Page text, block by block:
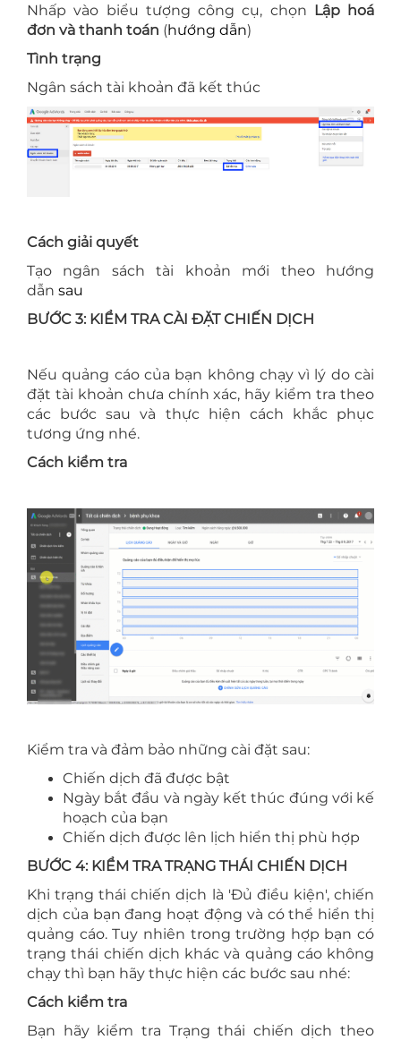
Nhấp vào biểu tượng công cụ, chọn Lập hoá
đơn và thanh toán (hướng dẫn)
Tình trạng
Ngân sách tài khoản đã kết thúc
Cách giải quyết
Tạo ngân sách tài khoản mới theo hướng
dẫn sau
BƯỚC 3: KIỂM TRA CÀI ĐẶT CHIẾN DỊCH
Nếu quảng cáo của bạn không chạy vì lý do cài
đặt tài khoản chưa chính xác, hãy kiểm tra theo
các bước sau và thực hiện cách khắc phục
tương ứng nhé.
Cách kiểm tra
Kiểm tra và đảm bảo những cài đặt sau:
Chiến dịch đã được bật
Ngày bắt đầu và ngày kết thúc đúng với kế
hoạch của bạn
Chiến dịch được lên lịch hiển thị phù hợp
BƯỚC 4: KIỂM TRA TRẠNG THÁI CHIẾN DỊCH
Khi trạng thái chiến dịch là 'Đủ điều kiện', chiến
dịch của bạn đang hoạt động và có thể hiển thị
quảng cáo. Tuy nhiên trong trường hợp bạn có
trạng thái chiến dịch khác và quảng cáo không
chạy thì bạn hãy thực hiện các bước sau nhé:
Cách kiểm tra
Bạn hãy kiểm tra Trạng thái chiến dịch theo